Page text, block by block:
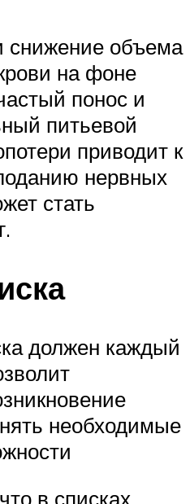
снижение объема
на фоне
понос и
питьевой
приводит к
нервных
стать
должен каждый
необходимые
в списках